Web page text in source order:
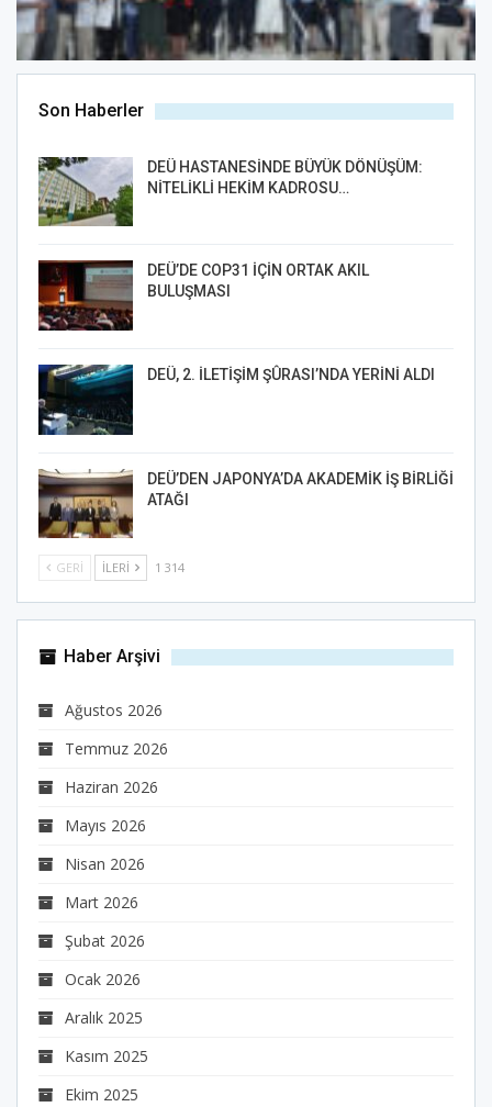
Son Haberler
DEÜ HASTANESİNDE BÜYÜK DÖNÜŞÜM:
NİTELİKLİ HEKİM KADROSU…
DEÜ’DE COP31 İÇİN ORTAK AKIL
BULUŞMASI
DEÜ, 2. İLETİŞİM ŞÛRASI’NDA YERİNİ ALDI
DEÜ’DEN JAPONYA’DA AKADEMİK İŞ BİRLİĞİ
ATAĞI
GERI İLERI 1 314
Haber Arşivi
Ağustos 2026
Temmuz 2026
Haziran 2026
Mayıs 2026
Nisan 2026
Mart 2026
Şubat 2026
Ocak 2026
Aralık 2025
Kasım 2025
Ekim 2025